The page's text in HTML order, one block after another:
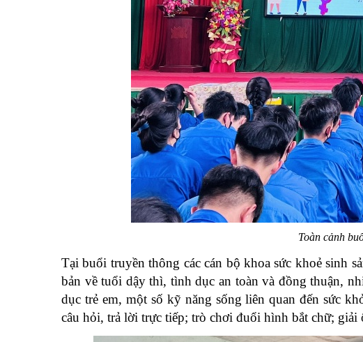
Toàn cảnh
Tại buổi truyền thông các cán bộ khoa sức khoẻ sinh
bản về tuổi dậy thì, tình dục an toàn và đồng thuận,
dục trẻ em, một số kỹ năng sống liên quan đến sức
câu hỏi, trả lời trực tiếp; trò chơi đuổi hình bắt chữ;